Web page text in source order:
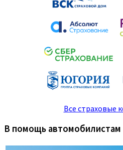
Все страховые
В помощь автомобилистам